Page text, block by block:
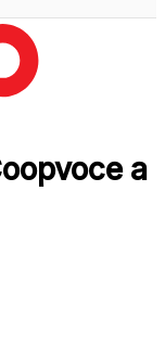
a